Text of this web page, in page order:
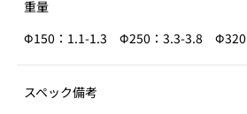
重量
Φ150：1.1-1.3 Φ250：3.3-3.8 Φ320
スペック備考